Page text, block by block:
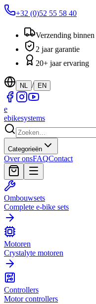
+32 (0)52 55 58 40
Verzending binnen
2 jaar garantie
20+ jaar ervaring
NL / EN
e
ebikesystems
Categorieën
Over onsFAQContact
Ombouwsets
Complete e-bike sets
Motoren
Crystalyte motoren
Controllers
Motor controllers